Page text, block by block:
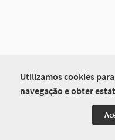
Utilizamos cookies
navegação e obter